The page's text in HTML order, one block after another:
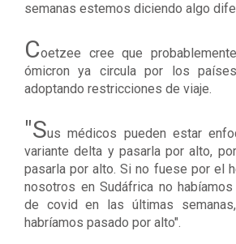
semanas estemos diciendo algo
Coetzee cree que
ómicron ya circula por los
adoptando restricciones de viaje.
"Sus médicos pueden estar
variante delta y pasarla por alto,
pasarla por alto. Si no fuese por el
nosotros en Sudáfrica no
de covid en las últimas
habríamos pasado por alto".